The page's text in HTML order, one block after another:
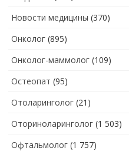
Новости медицины (370)
Онколог (895)
Онколог-маммолог (109)
Остеопат (95)
Отоларинголог (21)
Оториноларинголог (1 503)
Офтальмолог (1 757)